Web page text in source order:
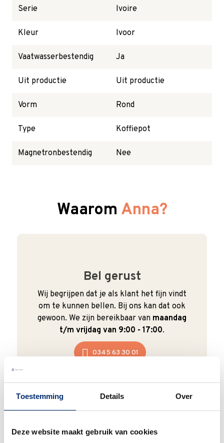
Toestemming Details Over
Deze website maakt gebruik van cookies
Serie Ivoire
Kleur Ivoor
Vaatwasserbestendig Ja
Uit productie Uit productie
Vorm Rond
Type Koffiepot
Magnetronbestendig Nee
Waarom Anna?
Bel gerust
Wij begrijpen dat je als klant het fijn vindt
om te kunnen bellen. Bij ons kan dat ook
gewoon. We zijn bereikbaar van maandag
t/m vrijdag van 9:00 - 17:00.
0345 63 30 01